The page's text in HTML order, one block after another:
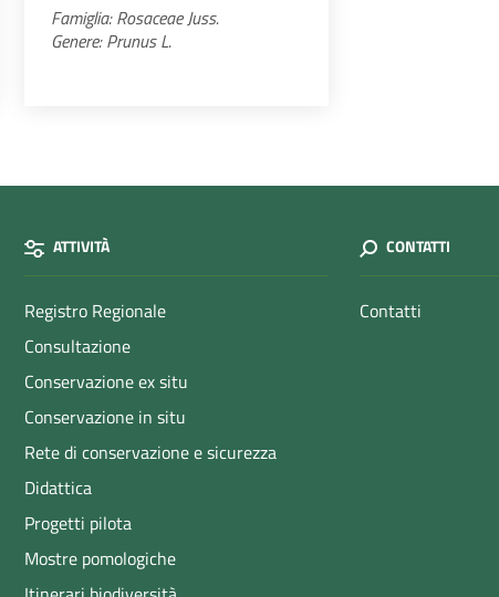
Famiglia:RosaceaeJuss.
Genere:PrunusL.
ATTIVITÀ
Registro Regionale
Consultazione
Conservazione ex situ
Conservazione in situ
Rete di conservazione e sicurezza
Didattica
Progetti pilota
Mostre pomologiche
CONTATTI
Contatti